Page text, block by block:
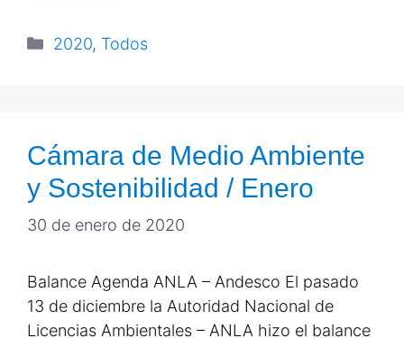
2020, Todos
Cámara de Medio Ambiente
y Sostenibilidad / Enero
30 de enero de 2020
Balance Agenda ANLA – Andesco El pasado
13 de diciembre la Autoridad Nacional de
Licencias Ambientales – ANLA hizo el balance